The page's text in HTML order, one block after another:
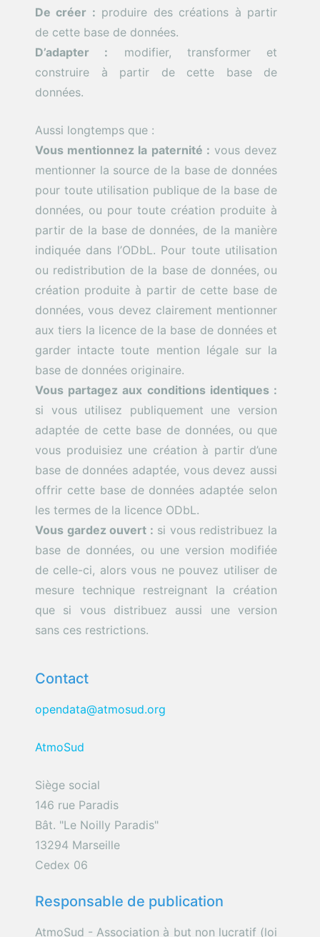
De créer : produire des créations à partir
de cette base de données.
D’adapter : modifier, transformer et
construire à partir de cette base de
données.
Aussi longtemps que :
Vous mentionnez la paternité : vous devez
mentionner la source de la base de données
pour toute utilisation publique de la base de
données, ou pour toute création produite à
partir de la base de données, de la manière
indiquée dans l’ODbL. Pour toute utilisation
ou redistribution de la base de données, ou
création produite à partir de cette base de
données, vous devez clairement mentionner
aux tiers la licence de la base de données et
garder intacte toute mention légale sur la
base de données originaire.
Vous partagez aux conditions identiques :
si vous utilisez publiquement une version
adaptée de cette base de données, ou que
vous produisiez une création à partir d’une
base de données adaptée, vous devez aussi
offrir cette base de données adaptée selon
les termes de la licence ODbL.
Vous gardez ouvert : si vous redistribuez la
base de données, ou une version modifiée
de celle-ci, alors vous ne pouvez utiliser de
mesure technique restreignant la création
que si vous distribuez aussi une version
sans ces restrictions.
Contact
opendata@atmosud.org
AtmoSud
Siège social
146 rue Paradis
Bât. "Le Noilly Paradis"
13294 Marseille
Cedex 06
Responsable de publication
AtmoSud - Association à but non lucratif (loi